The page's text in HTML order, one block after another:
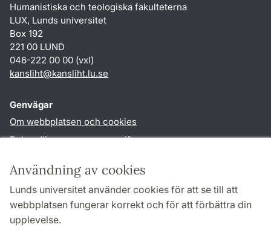
Användning av cookies
Lunds universitet använder cookies för att se till att
webbplatsen fungerar korrekt och för att förbättra din
upplevelse.
Humanistiska och teologiska fakulteterna
LUX, Lunds universitet
Box 192
221 00 LUND
046-222 00 00 (vxl)
kansliht@kansliht.lu.se
Genvägar
Om webbplatsen och cookies
Behandling av personuppgifter
TYPO3-login
Följ oss i sociala medier